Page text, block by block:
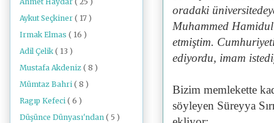
oradaki
Muhammed
etmiştim.
ediyordu, imam
Bizim memlekette
söyleyen Süreyya
Aykut Seçkiner ( 17 )
Irmak Elmas ( 16 )
Adil Çelik ( 13 )
Mustafa Akdeniz ( 8 )
Mümtaz Bahri ( 8 )
Ragıp Kefeci ( 6 )
Düşünce Dünyası'ndan ( 5 )